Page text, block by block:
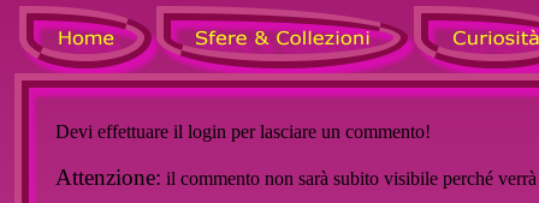
Devi effettuare il login per lasciare un commento!
Attenzione: il commento non sarà subito visibile perché